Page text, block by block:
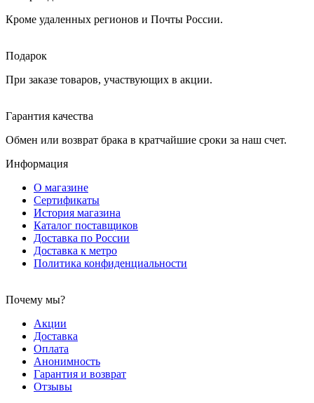
Кроме удаленных регионов и Почты России.
Подарок
При заказе товаров, участвующих в акции.
Гарантия качества
Обмен или возврат брака в кратчайшие сроки за наш счет.
Информация
О магазине
Сертификаты
История магазина
Каталог поставщиков
Доставка по России
Доставка к метро
Политика конфиденциальности
Почему мы?
Акции
Доставка
Оплата
Анонимность
Гарантия и возврат
Отзывы